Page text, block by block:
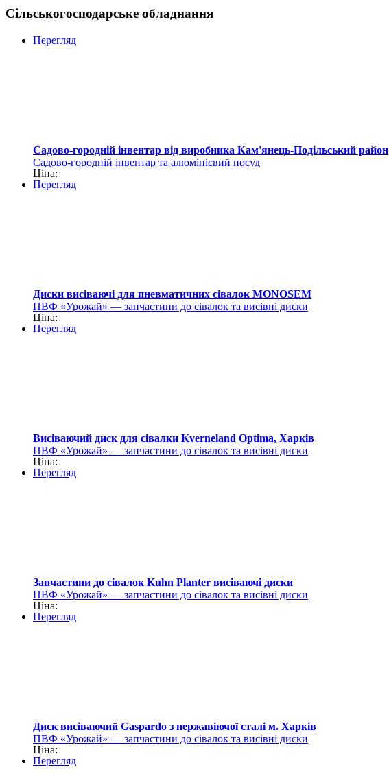
Сільськогосподарське обладнання
Перегляд
Садово-городній інвентар від виробника Кам'янець-Подільський район
Садово-городній інвентар та алюмінієвий посуд
Ціна:
Перегляд
Диски висіваючі для пневматичних сівалок MONOSEM
ПВФ «Урожай» — запчастини до сівалок та висівні диски
Ціна:
Перегляд
Висіваючий диск для сівалки Kverneland Optima, Харків
ПВФ «Урожай» — запчастини до сівалок та висівні диски
Ціна:
Перегляд
Запчастини до сівалок Kuhn Planter висіваючі диски
ПВФ «Урожай» — запчастини до сівалок та висівні диски
Ціна:
Перегляд
Диск висіваючий Gaspardo з нержавіючої сталі м. Харків
ПВФ «Урожай» — запчастини до сівалок та висівні диски
Ціна:
Перегляд